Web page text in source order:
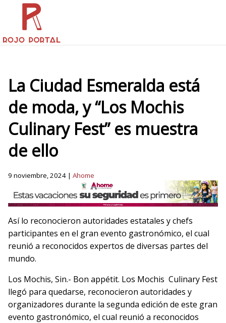
La Ciudad Esmeralda está
de moda, y “Los Mochis
Culinary Fest” es muestra
de ello
9 noviembre, 2024 | Ahome
Así lo reconocieron autoridades estatales y chefs
participantes en el gran evento gastronómico, el cual
reunió a reconocidos expertos de diversas partes del
mundo.
Los Mochis, Sin.- Bon appétit. Los Mochis Culinary Fest
llegó para quedarse, reconocieron autoridades y
organizadores durante la segunda edición de este gran
evento gastronómico, el cual reunió a reconocidos